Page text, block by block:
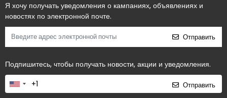
Я хочу получать уведомления о кампаниях, объявлениях и
новостях по электронной почте.
Отправить
Подпишитесь, чтобы получать новости, акции и уведомления.
Отправить